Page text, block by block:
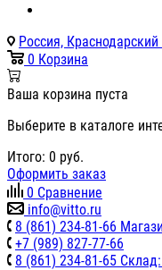
Россия,
0 Корзина
Ваша корзина пуста
Выберите в каталоге
Итого: 0 руб.
Оформить заказ
0 Сравнение
info@vitto.ru
8 (861) 234-81-66
+7 (989) 827-77-66
8 (861) 234-81-65